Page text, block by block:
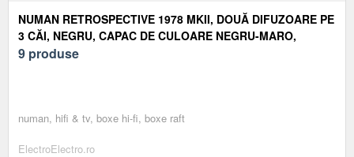
NUMAN RETROSPECTIVE 1978 MKII, DOUĂ DIFUZOARE PE
3 CĂI, NEGRU, CAPAC DE CULOARE NEGRU-MARO,
SUPORTURI
9 produse
numan, hifi & tv, boxe hi-fi, boxe raft
ElectroElectro.ro